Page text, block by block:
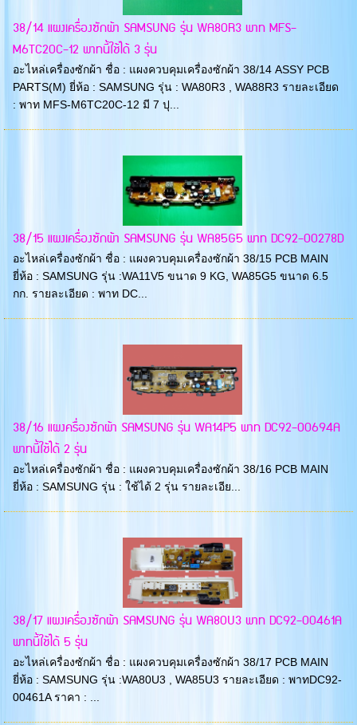
38/14 แผงเครื่องซักผ้า SAMSUNG รุ่น WA80R3 พาท MFS-
M6TC20C-12 พาทนี้ใช้ได้ 3 รุ่น
อะไหล่เครื่องซักผ้า ชื่อ : แผงควบคุมเครื่องซักผ้า 38/14 ASSY PCB
PARTS(M) ยี่ห้อ : SAMSUNG รุ่น : WA80R3 , WA88R3 รายละเอียด
: พาท MFS-M6TC20C-12 มี 7 ปุ...
38/15 แผงเครื่องซักผ้า SAMSUNG รุ่น WA85G5 พาท DC92-00278D
อะไหล่เครื่องซักผ้า ชื่อ : แผงควบคุมเครื่องซักผ้า 38/15 PCB MAIN
ยี่ห้อ : SAMSUNG รุ่น :WA11V5 ขนาด 9 KG, WA85G5 ขนาด 6.5
กก. รายละเอียด : พาท DC...
38/16 แผงครื่องซักผ้า SAMSUNG รุ่น WA14P5 พาท DC92-00694A
พาทนี้ใช้ได้ 2 รุ่น
อะไหล่เครื่องซักผ้า ชื่อ : แผงควบคุมเครื่องซักผ้า 38/16 PCB MAIN
ยี่ห้อ : SAMSUNG รุ่น : ใช้ได้ 2 รุ่น รายละเอีย...
38/17 แผงเครื่องซักผ้า SAMSUNG รุ่น WA80U3 พาท DC92-00461A
พาทนี้ใช้ได้ 5 รุ่น
อะไหล่เครื่องซักผ้า ชื่อ : แผงควบคุมเครื่องซักผ้า 38/17 PCB MAIN
ยี่ห้อ : SAMSUNG รุ่น :WA80U3 , WA85U3 รายละเอียด : พาทDC92-
00461A ราคา : ...